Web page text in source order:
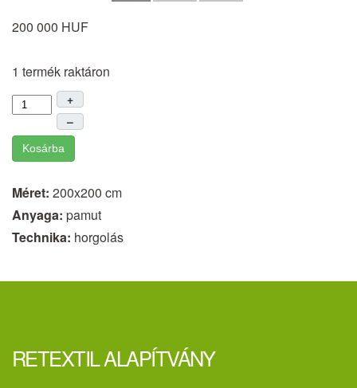
200 000 HUF
1 termék raktáron
+
–
Kosárba
Méret: 200x200 cm
Anyaga: pamut
Technika: horgolás
RETEXTIL ALAPÍTVÁNY